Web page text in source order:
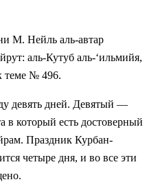
М. Нейль аль-автар
аль-Кутуб аль-‘ильмийя,
теме № 496.
девять дней. Девятый —
в который есть достоверный
Праздник Курбан-
четыре дня, и во все эти